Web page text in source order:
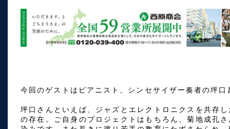
今回のゲストはピアニスト、シンセサイザー奏者の坪口
坪口さんといえば、ジャズとエレクトロニクスを共存
の存在。ご自身のプロジェクトはもちろん、菊地成孔